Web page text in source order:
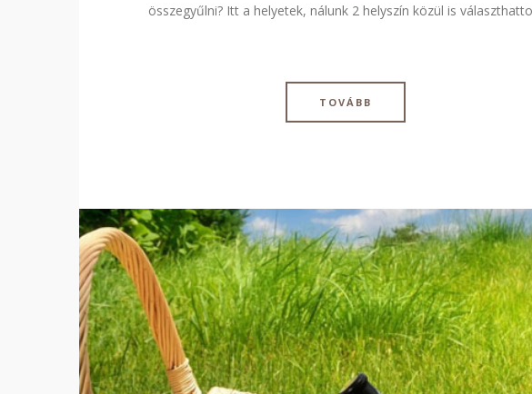
összegyűlni? Itt a helyetek, nálunk 2 helyszín közül is
TOVÁBB